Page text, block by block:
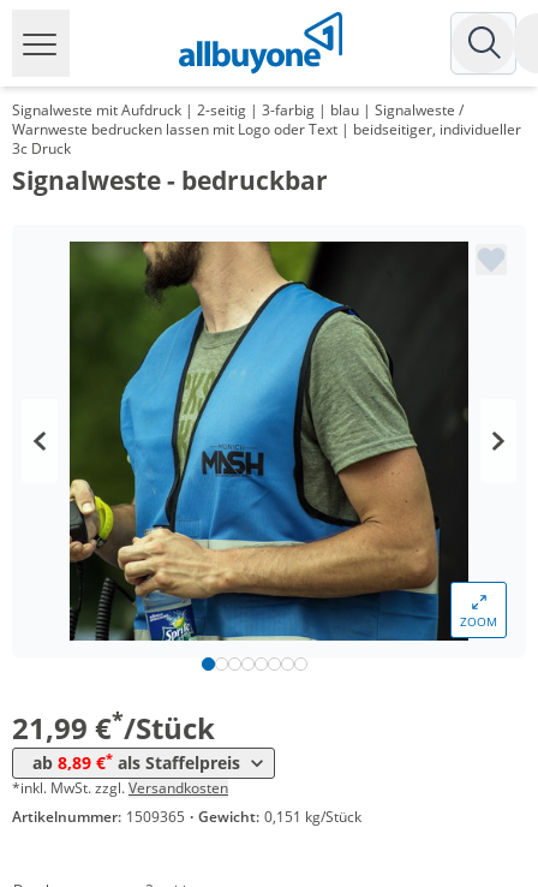
Signalweste mit Aufdruck | 2-seitig | 3-farbig | blau | Signalweste /
Warnweste bedrucken lassen mit Logo oder Text | beidseitiger, individueller
3c Druck
Signalweste - bedruckbar
ZOOM
21,99 €*/Stück
ab 8,89 €* als Staffelpreis
Preis
ab 100 Stück 13,99 €
ab 200 Stück 11,99 € *
ab 300 Stück 10,99 €*
*inkl. MwSt. zzgl.Versandkosten
Artikelnummer: 1509365 · Gewicht: 0,151 kg/Stück